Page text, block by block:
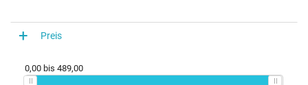
Preis
0,00 bis 489,00